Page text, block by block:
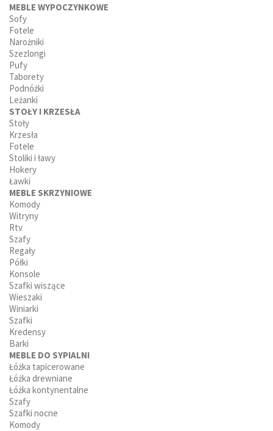
MEBLE WYPOCZYNKOWE
Sofy
Fotele
Narożniki
Szezlongi
Pufy
Taborety
Podnóżki
Leżanki
STOŁY I KRZESŁA
Stoły
Krzesła
Fotele
Stoliki i ławy
Hokery
Ławki
MEBLE SKRZYNIOWE
Komody
Witryny
Rtv
Szafy
Regały
Półki
Konsole
Szafki wiszące
Wieszaki
Winiarki
Szafki
Kredensy
Barki
MEBLE DO SYPIALNI
Łóżka tapicerowane
Łóżka drewniane
Łóżka kontynentalne
Szafy
Szafki nocne
Komody